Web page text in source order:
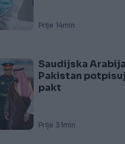
Prije 14min
Saudijska
Pakistan
pakt
Prije 31min